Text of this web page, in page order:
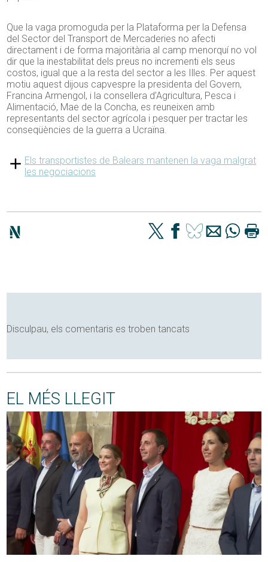
Que la vaga promoguda per la Plataforma per la Defensa
del Sector del Transport de Mercaderies no afecti
directament i de forma majoritària al camp menorquí no vol
dir que la inestabilitat dels preus no incrementi els seus
costos, igual que a la resta del sector a les Illes. Per aquest
motiu aquest dijous capvespre la presidenta del Govern,
Francina Armengol, i la consellera d’Agricultura, Pesca i
Alimentació, Mae de la Concha, es reuneixen amb
representants del sector agrícola i pesquer per tractar les
conseqüències de la guerra a Ucraïna.
Els transportistes de Balears mantenen la vaga malgrat
les negociacions
Disculpau, els comentaris es troben tancats
EL MÉS LLEGIT